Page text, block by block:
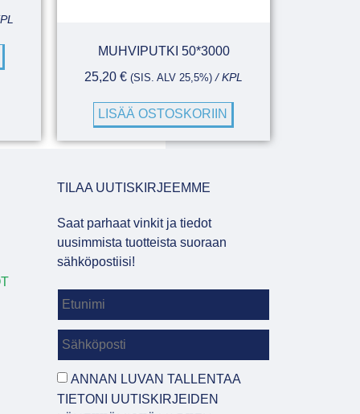
MUHVIPUTKI 50*3000
25,20 € (SIS. ALV 25,5%) / KPL
LISÄÄ OSTOSKORIIN
TILAA UUTISKIRJEEMME
Saat parhaat vinkit ja tiedot
uusimmista tuotteista suoraan
sähköpostiisi!
ANNAN LUVAN TALLENTAA
TIETONI UUTISKIRJEIDEN